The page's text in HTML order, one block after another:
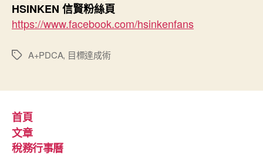
HSINKEN 信賢粉絲頁
https://www.facebook.com/hsinkenfans
標
A+PDCA, 目標達成術
首頁
文章
稅務行事曆